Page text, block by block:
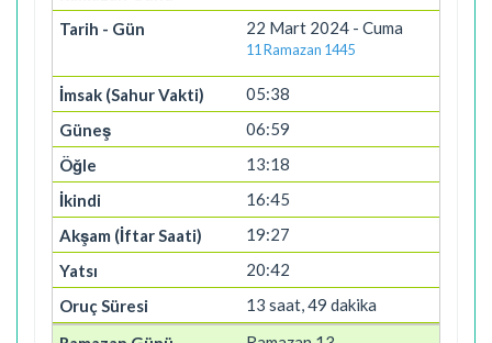
22 Mart 2024 - Cuma
11 Ramazan 1445
05:38
06:59
13:18
16:45
19:27
20:42
13 saat, 49 dakika